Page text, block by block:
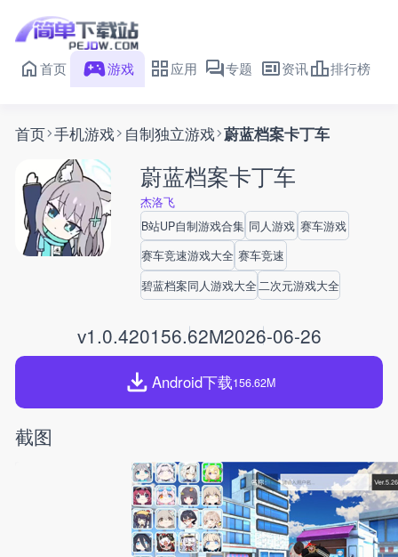
首页 游戏 应用 专题 资讯 排行榜
首页 手机游戏 自制独立游戏 蔚蓝档案卡丁车
蔚蓝档案卡丁车
杰洛飞
B站UP自制游戏合集 同人游戏 赛车游戏
赛车竞速游戏大全 赛车竞速
碧蓝档案同人游戏大全二次元游戏大全
v1.0.420156.62M2026-06-26
Android下载156.62M
截图